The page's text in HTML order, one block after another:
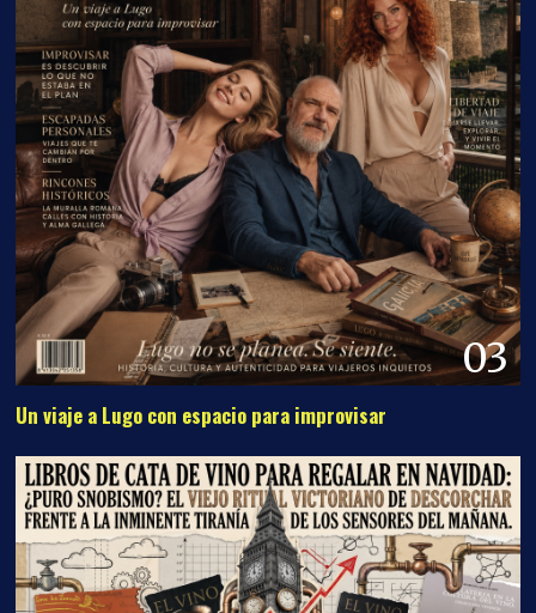
03
Un viaje a Lugo con espacio para improvisar
04
LIBROS DE CATA DE VINO PARA REGALAR EN NAVIDAD